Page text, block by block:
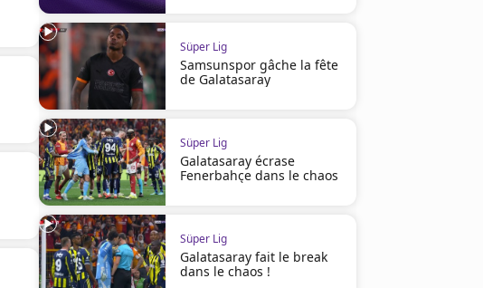
Süper Lig
Samsunspor gâche la fête
de Galatasaray
Süper Lig
Galatasaray écrase
Fenerbahçe dans le chaos
Süper Lig
Galatasaray fait le break
dans le chaos !